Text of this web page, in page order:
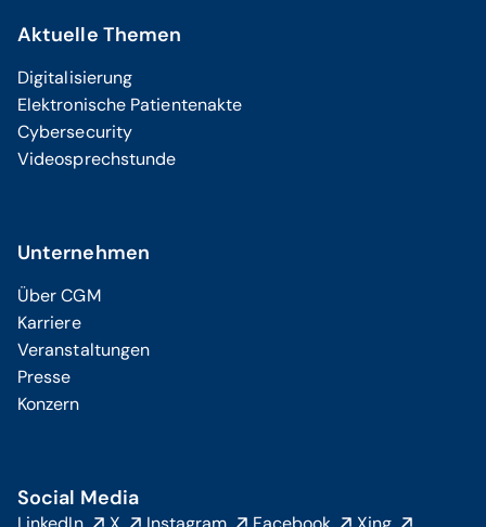
Aktuelle Themen
Digitalisierung
Elektronische Patientenakte
Cybersecurity
Videosprechstunde
Unternehmen
Über CGM
Karriere
Veranstaltungen
Presse
Konzern
Social Media